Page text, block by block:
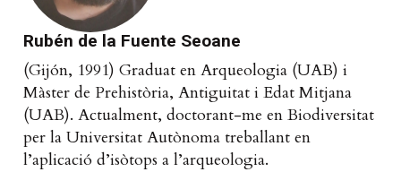
Rubén de la Fuente Seoane
(Gijón, 1991) Graduat en Arqueologia (UAB) i
Màster de Prehistòria, Antiguitat i Edat Mitjana
(UAB). Actualment, doctorant-me en Biodiversitat
per la Universitat Autònoma treballant en
l’aplicació d’isòtops a l’arqueologia.